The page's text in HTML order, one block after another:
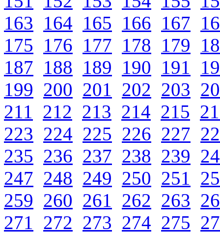
163 164 165 166 167
175 176 177 178 179
187 188 189 190 191
199 200 201 202 203
211 212 213 214 215
223 224 225 226 227
235 236 237 238 239
247 248 249 250 251
259 260 261 262 263
271 272 273 274 275